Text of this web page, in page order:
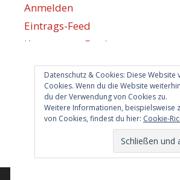
Datenschutz & Cookies: Diese Website
Cookies. Wenn du die Website
du der Verwendung von Cookies zu.
Weitere Informationen, beispielsweise
von Cookies, findest du hier: Cookie-
Anmelden
Eintrags-Feed
Kommentar-Feed
WordPress.org
Berlin hilft
info@berlin-hilft.com